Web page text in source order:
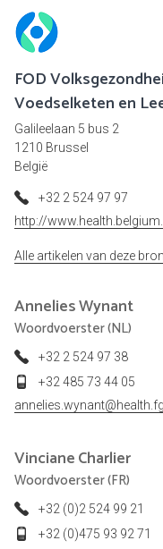
FOD
Voedselketen en
Galileelaan 5 bus 2
1210 Brussel
België
+32 2 524 97 97
http://
Alle artikelen van deze bron
AnneliesWynant
Woordvoerster (NL)
+32 2 524 97 38
+32 485 73 44 05
VincianeCharlier
Woordvoerster (FR)
+32 (0)2 524 99 21
+32 (0)475 93 92 71